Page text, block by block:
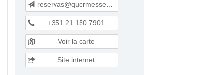
reservas@quermesse-restaurante.pt
+351 21 150 7901
Voir la carte
Site internet